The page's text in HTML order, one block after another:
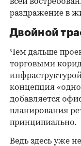
всей
раздражение в
Двойной
Чем дальше
торговыми
концепция
добавляется
планирования
принципиально.
Ведь здесь уже